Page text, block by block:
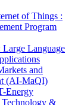
of Things :
Program
Language
and
(AI-MaQI)
Energy
Technology &